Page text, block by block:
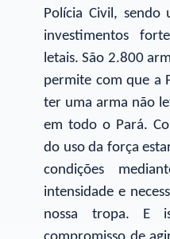
Polícia Civil, sendo
investimentos
letais. São 2.800
permite com que a
ter uma arma não
em todo o Pará.
do uso da força
condições
intensidade e
nossa tropa. E